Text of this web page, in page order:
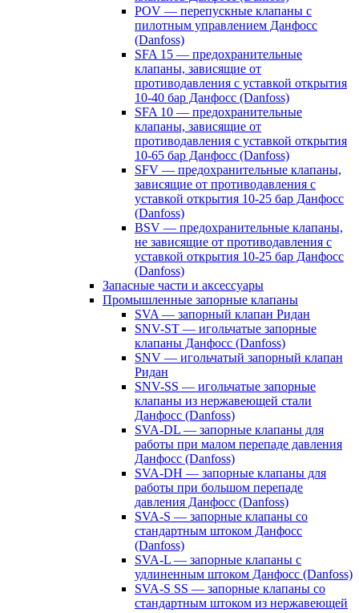
POV — перепускные клапаны с
пилотным управлением Данфосс
(Danfoss)
SFA 15 — предохранительные
клапаны, зависящие от
противодавления с уставкой открытия
10-40 бар Данфосс (Danfoss)
SFA 10 — предохранительные
клапаны, зависящие от
противодавления с уставкой открытия
10-65 бар Данфосс (Danfoss)
SFV — предохранительные клапаны,
зависящие от противодавления с
уставкой открытия 10-25 бар Данфосс
(Danfoss)
BSV — предохранительные клапаны,
не зависящие от противодавления с
уставкой открытия 10-25 бар Данфосс
(Danfoss)
Запасные части и аксессуары
Промышленные запорные клапаны
SVA — запорный клапан Ридан
SNV-ST — игольчатые запорные
клапаны Данфосс (Danfoss)
SNV — игольчатый запорный клапан
Ридан
SNV-SS — игольчатые запорные
клапаны из нержавеющей стали
Данфосс (Danfoss)
SVA-DL — запорные клапаны для
работы при малом перепаде давления
Данфосс (Danfoss)
SVA-DH — запорные клапаны для
работы при большом перепаде
давления Данфосс (Danfoss)
SVA-S — запорные клапаны со
стандартным штоком Данфосс
(Danfoss)
SVA-L — запорные клапаны с
удлиненным штоком Данфосс (Danfoss)
SVA-S SS — запорные клапаны со
стандартным штоком из нержавеющей